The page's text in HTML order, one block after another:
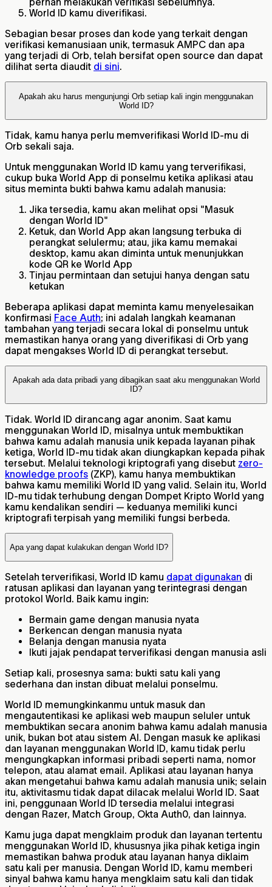
World ID kamu diverifikasi.
Sebagian besar proses dan kode yang terkait dengan
verifikasi kemanusiaan unik, termasuk AMPC dan apa
yang terjadi di Orb, telah bersifat open source dan dapat
dilihat serta diaudit di sini.
Apakah aku harus mengunjungi Orb setiap kali ingin menggunakan
World ID?
Tidak, kamu hanya perlu memverifikasi World ID-mu di
Orb sekali saja.
Untuk menggunakan World ID kamu yang terverifikasi,
cukup buka World App di ponselmu ketika aplikasi atau
situs meminta bukti bahwa kamu adalah manusia:
Jika tersedia, kamu akan melihat opsi "Masuk
dengan World ID"
Ketuk, dan World App akan langsung terbuka di
perangkat selulermu; atau, jika kamu memakai
desktop, kamu akan diminta untuk menunjukkan
kode QR ke World App
Tinjau permintaan dan setujui hanya dengan satu
ketukan
Beberapa aplikasi dapat meminta kamu menyelesaikan
konfirmasi Face Auth; ini adalah langkah keamanan
tambahan yang terjadi secara lokal di ponselmu untuk
memastikan hanya orang yang diverifikasi di Orb yang
dapat mengakses World ID di perangkat tersebut.
Apakah ada data pribadi yang dibagikan saat aku menggunakan World
ID?
Tidak. World ID dirancang agar anonim. Saat kamu
menggunakan World ID, misalnya untuk membuktikan
bahwa kamu adalah manusia unik kepada layanan pihak
ketiga, World ID-mu tidak akan diungkapkan kepada pihak
tersebut. Melalui teknologi kriptografi yang disebut zero-
knowledge proofs (ZKP), kamu hanya membuktikan
bahwa kamu memiliki World ID yang valid. Selain itu, World
ID-mu tidak terhubung dengan Dompet Kripto World yang
kamu kendalikan sendiri — keduanya memiliki kunci
kriptografi terpisah yang memiliki fungsi berbeda.
Apa yang dapat kulakukan dengan World ID?
Setelah terverifikasi, World ID kamu dapat digunakan di
ratusan aplikasi dan layanan yang terintegrasi dengan
protokol World. Baik kamu ingin:
Bermain game dengan manusia nyata
Berkencan dengan manusia nyata
Belanja dengan manusia nyata
Ikuti jajak pendapat terverifikasi dengan manusia asli
Setiap kali, prosesnya sama: bukti satu kali yang
sederhana dan instan dibuat melalui ponselmu.
World ID memungkinkanmu untuk masuk dan
mengautentikasi ke aplikasi web maupun seluler untuk
membuktikan secara anonim bahwa kamu adalah manusia
unik, bukan bot atau sistem AI. Dengan masuk ke aplikasi
dan layanan menggunakan World ID, kamu tidak perlu
mengungkapkan informasi pribadi seperti nama, nomor
telepon, atau alamat email. Aplikasi atau layanan hanya
akan mengetahui bahwa kamu adalah manusia unik; selain
itu, aktivitasmu tidak dapat dilacak melalui World ID. Saat
ini, penggunaan World ID tersedia melalui integrasi
dengan Razer, Match Group, Okta Auth0, dan lainnya.
Kamu juga dapat mengklaim produk dan layanan tertentu
menggunakan World ID, khususnya jika pihak ketiga ingin
memastikan bahwa produk atau layanan hanya diklaim
satu kali per manusia. Dengan World ID, kamu memberi
sinyal bahwa kamu hanya mengklaim satu kali dan tidak